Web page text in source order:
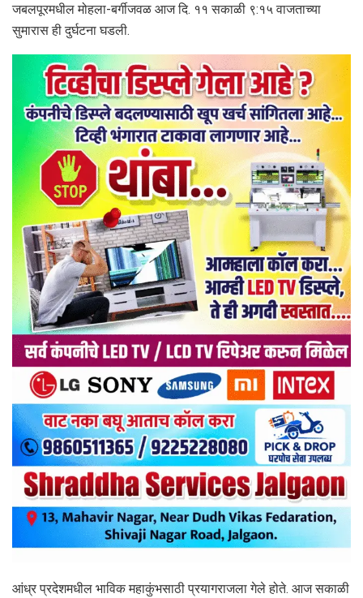
जबलपूरमधील मोहला-बर्गीजवळ आज दि. ११ सकाळी ९:१५ वाजताच्या
सुमारास ही दुर्घटना घडली.
आंध्र प्रदेशमधील भाविक महाकुंभसाठी प्रयागराजला गेले होते. आज सकाळी